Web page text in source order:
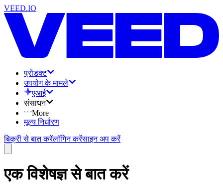
VEED.IO
प्रोडक्ट
उपयोग के मामले
एआई
संसाधन
More
मूल्य निर्धारण
बिक्री से बात करेंलॉगिन करेंसाइन अप करें
एक विशेषज्ञ से बात करें